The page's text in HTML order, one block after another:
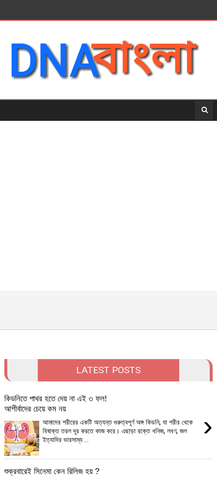
LATEST POSTS
কিডনিতে পাথর হতে দেয় না এই ৩ ফল!
আশীর্বাদের চেয়ে কম নয়
›
আমাদের শরীরের একটি অত্যন্ত গুরুত্বপূর্ণ অঙ্গ কিডনি, যা শরীর থেকে
বিষাক্ত তরল দূর করতে কাজ করে। এছাড়া রক্তে খনিজ, লবণ, জল
ইত্যাদির ভারসাম্য ...
শুক্রবারেই সিনেমা কেন রিলিজ হয় ?